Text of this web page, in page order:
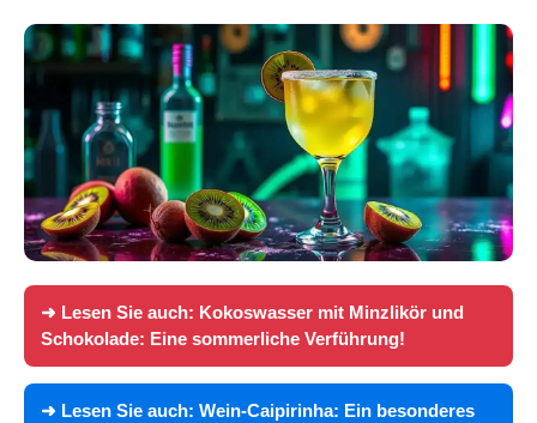
➜ Lesen Sie auch: Kokoswasser mit Minzlikör und
Schokolade: Eine sommerliche Verführung!
➜ Lesen Sie auch: Wein-Caipirinha: Ein besonderes